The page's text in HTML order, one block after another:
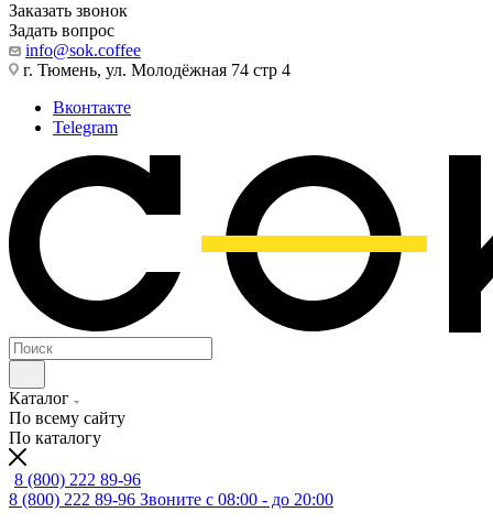
Заказать звонок
Задать вопрос
info@sok.coffee
г. Тюмень, ул. Молодёжная 74 стр 4
Вконтакте
Telegram
Каталог
По всему сайту
По каталогу
8 (800) 222 89-96
8 (800) 222 89-96 Звоните с 08:00 - до 20:00